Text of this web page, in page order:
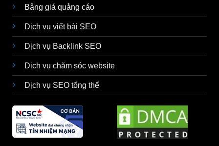
Bảng giá quảng cáo
Dịch vụ viết bài SEO
Dịch vụ Backlink SEO
Dịch vụ chăm sóc website
Dịch vụ SEO tổng thể